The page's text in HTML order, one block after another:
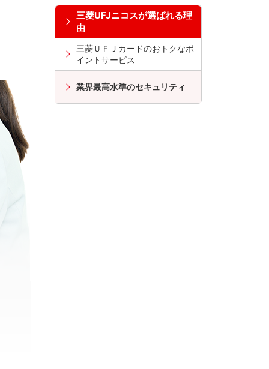
三菱UFJニコスが選ばれる理
由
三菱ＵＦＪカードのおトクなポ
イントサービス
業界最高水準のセキュリティ